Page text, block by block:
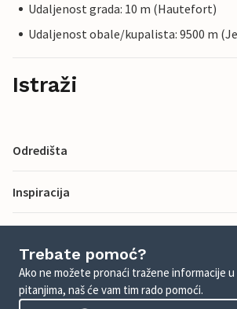
Udaljenost grada: 10 m (Hautefort)
Udaljenost obale/kupalista: 9500 m
Istraži
Odredišta
Inspiracija
Trebate pomoć?
Ako ne možete pronaći tražene informacije u
pitanjima, naš će vam tim rado pomoći.